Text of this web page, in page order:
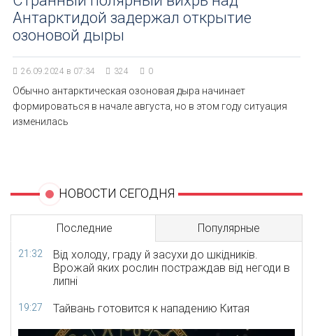
Антарктидой задержал открытие
озоновой дыры
26.09.2024 в 07:34 324 0
Обычно антарктическая озоновая дыра начинает
формироваться в начале августа, но в этом году ситуация
изменилась
НОВОСТИ СЕГОДНЯ
Последние Популярные
21:32
Від холоду, граду й засухи до шкідників.
Врожай яких рослин постраждав від негоди в
липні
19:27 Тайвань готовится к нападению Китая